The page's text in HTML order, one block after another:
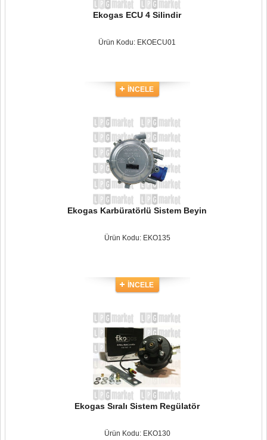
Ekogas ECU 4 Silindir
Ürün Kodu: EKOECU01
İNCELE
Ekogas Karbüratörlü Sistem Beyin
Ürün Kodu: EKO135
İNCELE
Ekogas Sıralı Sistem Regülatör
Ürün Kodu: EKO130